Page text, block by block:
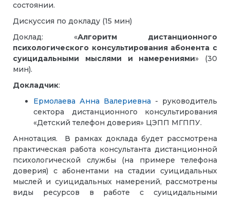
состоянии.
Дискуссия по докладу (15 мин)
Доклад: «Алгоритм дистанционного
психологического консультирования абонента с
суицидальными мыслями и намерениями» (30
мин).
Докладчик:
Ермолаева Анна Валериевна - руководитель
сектора дистанционного консультирования
«Детский телефон доверия» ЦЭПП МГППУ.
Аннотация. В рамках доклада будет рассмотрена
практическая работа консультанта дистанционной
психологической службы (на примере телефона
доверия) с абонентами на стадии суицидальных
мыслей и суицидальных намерений, рассмотрены
виды ресурсов в работе с суицидальными